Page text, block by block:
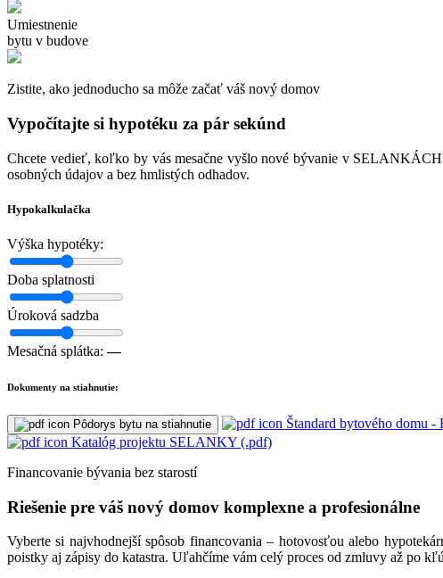
Umiestnenie
bytu v budove
Zistite, ako jednoducho sa môže začať váš nový domov
Vypočítajte si hypotéku za pár sekúnd
Chcete vedieť, koľko by vás mesačne vyšlo nové bývanie v
osobných údajov a bez hmlistých odhadov.
Hypokalkulačka
Výška hypotéky:
Doba splatnosti
Úroková sadzba
Mesačná splátka: —
Dokumenty na stiahnutie:
Pôdorys bytu na stiahnutie Štandard bytového domu
Katalóg projektu SELANKY (.pdf)
Financovanie bývania bez starostí
Riešenie pre váš nový domov komplexne a profesionálne
Vyberte si najvhodnejší spôsob financovania – hotovosťou alebo
poistky aj zápisy do katastra. Uľahčíme vám celý proces od zmluvy až po